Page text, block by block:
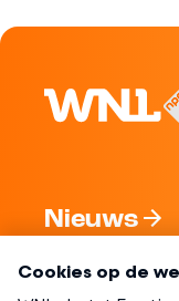
Nieuws